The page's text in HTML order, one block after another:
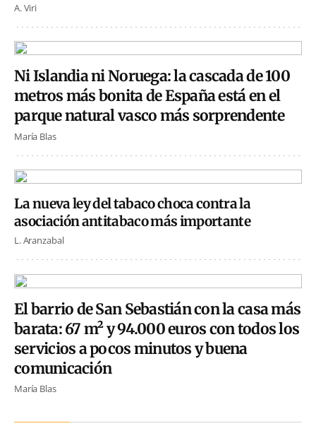
A. Viri
Ni Islandia ni Noruega: la cascada de 100
metros más bonita de España está en el
parque natural vasco más sorprendente
María Blas
La nueva ley del tabaco choca contra la
asociación antitabaco más importante
L. Aranzabal
El barrio de San Sebastián con la casa más
barata: 67 m² y 94.000 euros con todos los
servicios a pocos minutos y buena
comunicación
María Blas